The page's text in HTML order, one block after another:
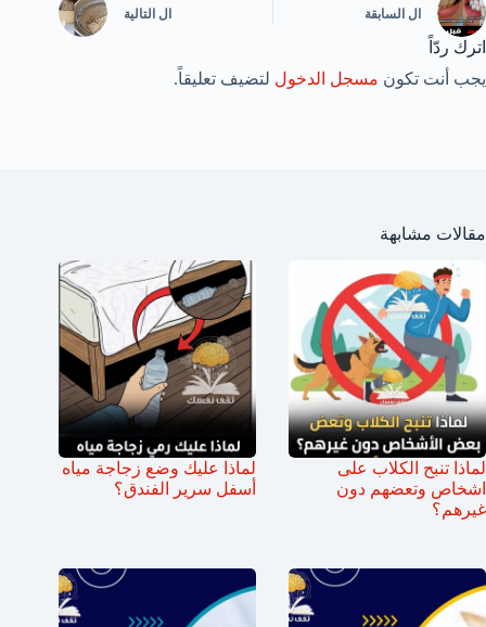
ال السابقة ال التالية
اترك ردّاً
يجب أنت تكون مسجل الدخول لتضيف تعليقاً.
مقالات مشابهة
لماذا تنبح الكلاب على
اشخاص وتعضهم دون
غيرهم؟
لماذا عليك وضع زجاجة مياه
أسفل سرير الفندق؟